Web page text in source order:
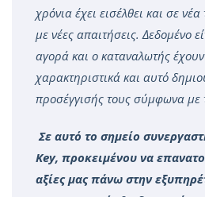
χρόνια έχει εισέλθει και σε
με νέες απαιτήσεις. Δεδομένο
αγορά και ο καταναλωτής έχουν
χαρακτηριστικά και αυτό
προσέγγισής τους σύμφωνα με
Σε αυτό το σημείο
Key, προκειμένου να
αξίες μας πάνω στην